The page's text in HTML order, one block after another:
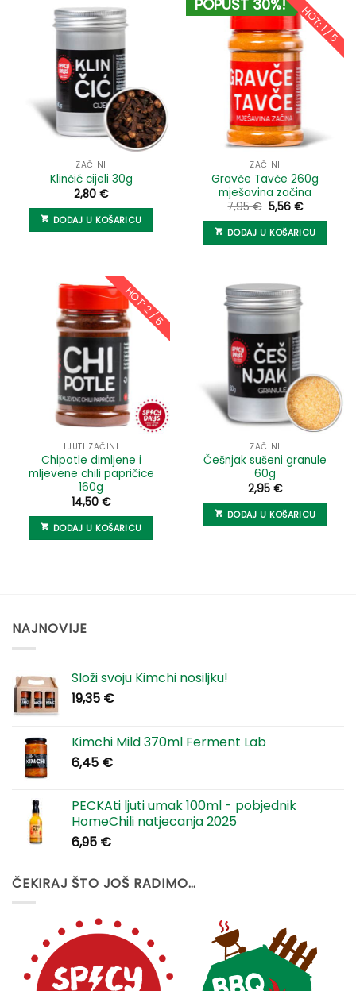
ZAČINI
Klinčić cijeli 30g
2,80 €
DODAJ U KOŠARICU
POPUST 30%! HOT: 1 / 5
ZAČINI
Gravče Tavče 260g
mješavina začina
7,95€ Izvorna
cijena
bila
je:
7,95 €.
5,56 €Trenutna
je:
5,56 €.
DODAJ U KOŠARICU
HOT: 2 / 5
LJUTI ZAČINI
Chipotle dimljene i
mljevene chili papričice
160g
14,50 €
DODAJ U KOŠARICU
ZAČINI
Češnjak sušeni granule
60g
2,95 €
DODAJ U KOŠARICU
NAJNOVIJE
Složi svoju Kimchi nosiljku!
19,35 €
Kimchi Mild 370ml Ferment Lab
6,45 €
PECKAti ljuti umak 100ml - pobjednik
HomeChili natjecanja 2025
6,95 €
ČEKIRAJ ŠTO JOŠ RADIMO…